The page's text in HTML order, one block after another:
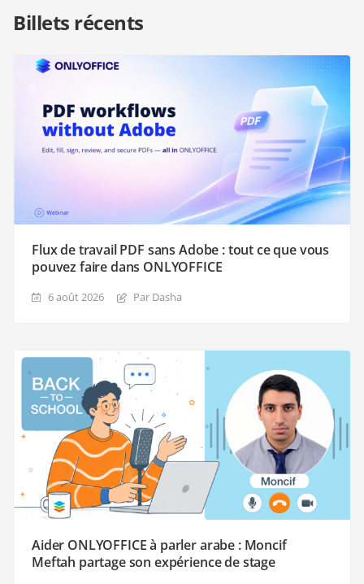
Billets récents
Flux de travail PDF sans Adobe : tout ce que vous
pouvez faire dans ONLYOFFICE
6 août 2026 Par Dasha
Aider ONLYOFFICE à parler arabe : Moncif
Meftah partage son expérience de stage